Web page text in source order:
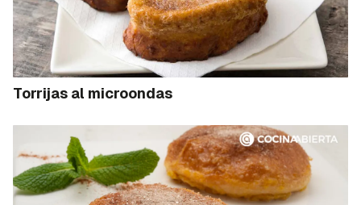
Torrijas al microondas